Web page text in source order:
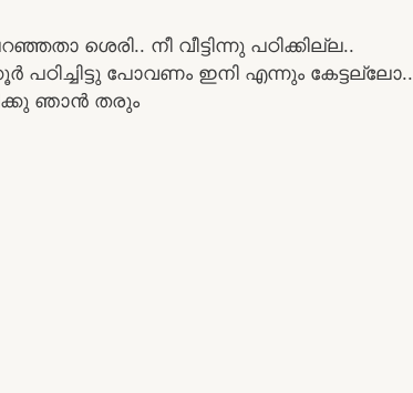
ശെരി.. നീ വീട്ടിന്നു പഠിക്കില്ല..
പഠിച്ചിട്ടു പോവണം ഇനി എന്നും കേട്ടല്ലോ..
ഞാൻ തരും